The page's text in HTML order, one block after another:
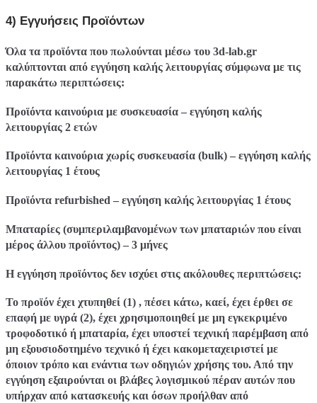
4) Εγγυήσεις Προϊόντων
Όλα τα προϊόντα που πωλούνται μέσω του 3d-lab.gr
καλύπτονται από εγγύηση καλής λειτουργίας σύμφωνα με τις
παρακάτω περιπτώσεις:
Προϊόντα καινούρια με συσκευασία – εγγύηση καλής
λειτουργίας 2 ετών
Προϊόντα καινούρια χωρίς συσκευασία (bulk) – εγγύηση καλής
λειτουργίας 1 έτους
Προϊόντα refurbished – εγγύηση καλής λειτουργίας 1 έτους
Μπαταρίες (συμπεριλαμβανομένων των μπαταριών που είναι
μέρος άλλου προϊόντος) – 3 μήνες
Η εγγύηση προϊόντος δεν ισχύει στις ακόλουθες περιπτώσεις:
Το προϊόν έχει χτυπηθεί (1) , πέσει κάτω, καεί, έχει έρθει σε
επαφή με υγρά (2), έχει χρησιμοποιηθεί με μη εγκεκριμένο
τροφοδοτικό ή μπαταρία, έχει υποστεί τεχνική παρέμβαση από
μη εξουσιοδοτημένο τεχνικό ή έχει κακομεταχειριστεί με
όποιον τρόπο και ενάντια των οδηγιών χρήσης του. Από την
εγγύηση εξαιρούνται οι βλάβες λογισμικού πέραν αυτών που
υπήρχαν από κατασκευής και όσων προήλθαν από